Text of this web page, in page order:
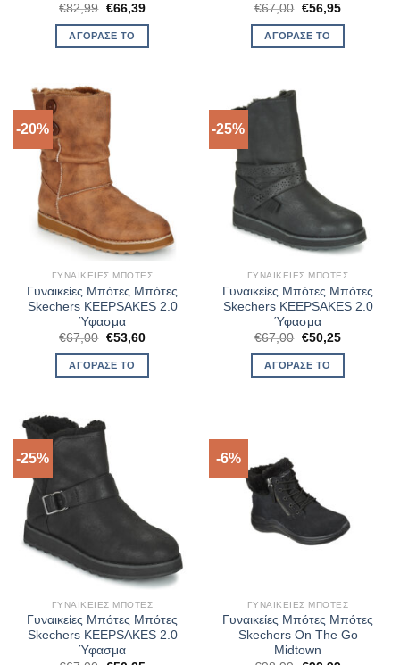
€82,99 Original
was:
€82,99.
€66,39Η
ΑΓΌΡΑΣΈ ΤΟ
€67,00 Original
was:
€67,00.
€56,95Η
ΑΓΌΡΑΣΈ ΤΟ
-20%
ΓΥΝΑΙΚΕΊΕΣ ΜΠΌΤΕΣ
Γυναικείες Μπότες Μπότες
Skechers KEEPSAKES 2.0
Ύφασμα
€67,00 Original
was:
€67,00.
€53,60Η
ΑΓΌΡΑΣΈ ΤΟ
-25%
ΓΥΝΑΙΚΕΊΕΣ ΜΠΌΤΕΣ
Γυναικείες Μπότες Μπότες
Skechers KEEPSAKES 2.0
Ύφασμα
€67,00 Original
was:
€67,00.
€50,25Η
ΑΓΌΡΑΣΈ ΤΟ
-25%
ΓΥΝΑΙΚΕΊΕΣ ΜΠΌΤΕΣ
Γυναικείες Μπότες Μπότες
Skechers KEEPSAKES 2.0
Ύφασμα
-6%
ΓΥΝΑΙΚΕΊΕΣ ΜΠΌΤΕΣ
Γυναικείες Μπότες Μπότες
Skechers On The Go
Midtown